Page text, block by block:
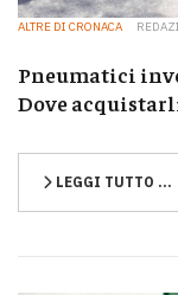
ALTRE DI CRONACA
Pneumatici
Dove
LEGGI TUTTO …